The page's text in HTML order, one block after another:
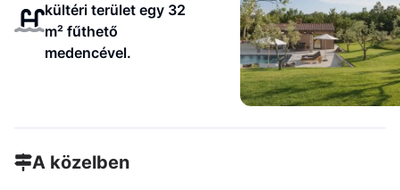
kültéri terület egy 32
m² fűthető
medencével.
A közelben